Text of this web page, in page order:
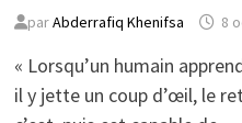
parAbderrafiq Khenifsa 8
« Lorsqu’un humain
il y jette un coup d’œil, le